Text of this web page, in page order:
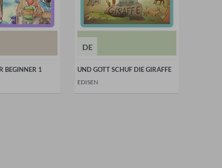
BEGINNER 1
DE
UND GOTT SCHUF DIE GIRAFFE
EDISEN